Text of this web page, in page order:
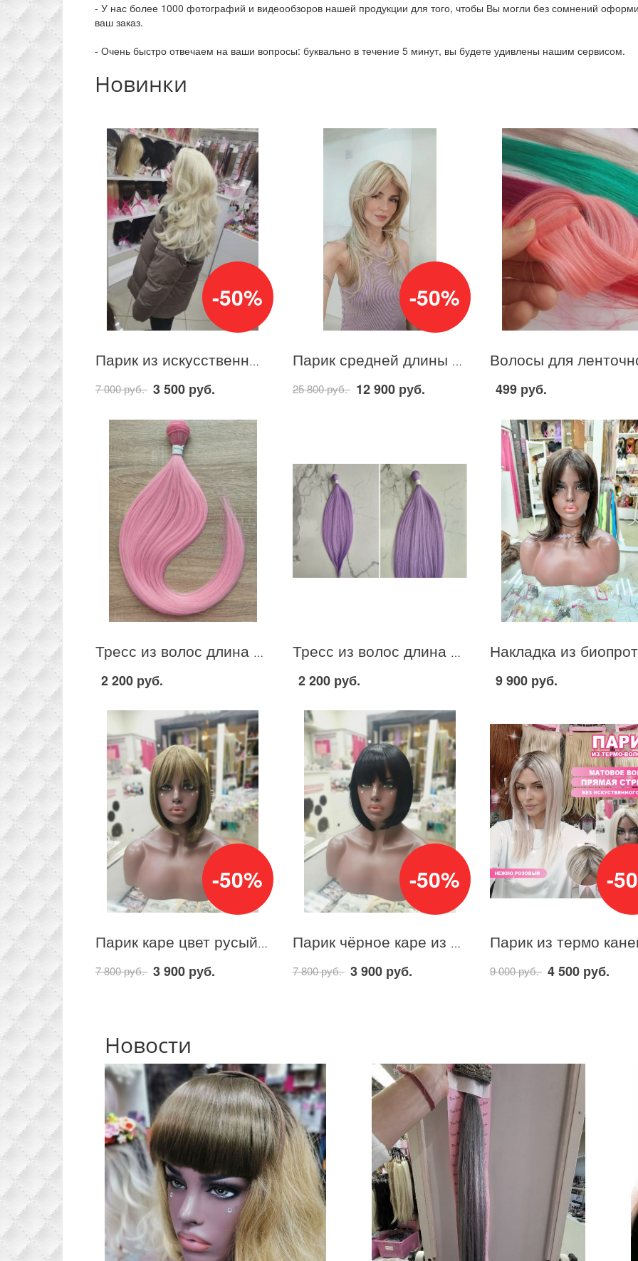
- У нас более 1000 фотографий и видеообзоров нашей продукции для того, чтобы Вы могли без сомнений
ваш заказ.
- Очень быстро отвечаем на ваши вопросы: буквально в течение 5 минут, вы будете удивлены нашим сервисом.
Новинки
-50%
Парик из искусственных волос на ленте цвет 613 блонд
7 000 руб. 3 500 руб.
-50%
Парик средней длины мелированный матовый; из термо-канекалона
25 800 руб. 12 900 руб. 499 руб.
Тресс из волос длина 60см цвет светло-розовый ПОД ЗАКАЗ
2 200 руб.
Тресс из волос длина 60см цвет светло-сиреневый ПОД ЗАКАЗ
2 200 руб. 9 900 руб.
-50%
Парик каре цвет русый из термо волокна
7 800 руб. 3 900 руб.
-50%
Парик чёрное каре из термо волокна
7 800 руб. 3 900 руб.
-
9 000 руб. 4 500 руб.
Новости